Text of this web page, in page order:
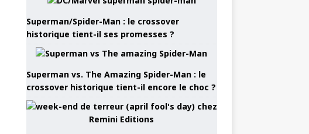
Superman/Spider-Man : le crossover
historique tient-il ses promesses ?
Superman vs. The Amazing Spider-Man : le
crossover historique tient-il encore le choc ?